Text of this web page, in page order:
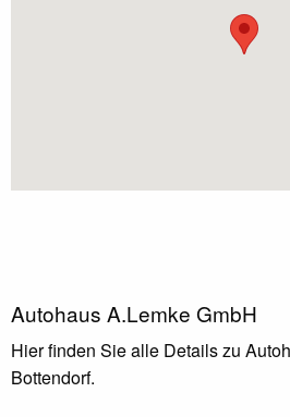
Autohaus A.Lemke GmbH
Hier finden Sie alle Details zu
Bottendorf.